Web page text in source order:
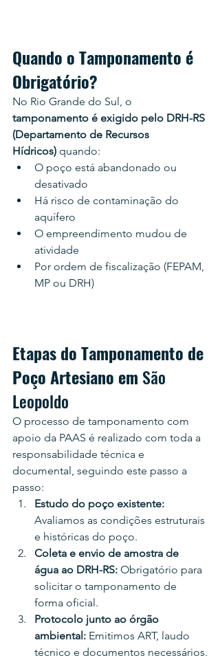
Quando o Tamponamento é
Obrigatório?
No Rio Grande do Sul, o
tamponamento é exigido pelo DRH-RS
(Departamento de Recursos
Hídricos) quando:
O poço está abandonado ou
desativado
Há risco de contaminação do
aquífero
O empreendimento mudou de
atividade
Por ordem de fiscalização (FEPAM,
MP ou DRH)
Etapas do Tamponamento de
Poço Artesiano em São
Leopoldo
O processo de tamponamento com
apoio da PAAS é realizado com toda a
responsabilidade técnica e
documental, seguindo este passo a
passo:
Estudo do poço existente:
Avaliamos as condições estruturais
e históricas do poço.
Coleta e envio de amostra de
água ao DRH-RS: Obrigatório para
solicitar o tamponamento de
forma oficial.
Protocolo junto ao órgão
ambiental: Emitimos ART, laudo
técnico e documentos necessários.